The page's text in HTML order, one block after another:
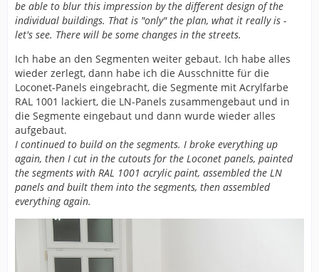
be able to blur this impression by the different design of the
individual buildings. That is "only" the plan, what it really is -
let's see. There will be some changes in the streets.
Ich habe an den Segmenten weiter gebaut. Ich habe alles
wieder zerlegt, dann habe ich die Ausschnitte für die
Loconet-Panels eingebracht, die Segmente mit Acrylfarbe
RAL 1001 lackiert, die LN-Panels zusammengebaut und in
die Segmente eingebaut und dann wurde wieder alles
aufgebaut.
I continued to build on the segments. I broke everything up
again, then I cut in the cutouts for the Loconet panels, painted
the segments with RAL 1001 acrylic paint, assembled the LN
panels and built them into the segments, then assembled
everything again.